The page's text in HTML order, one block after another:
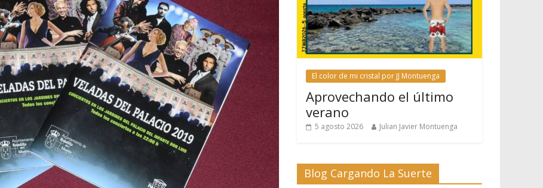
El color de mi cristal por JJ Montuenga
Aprovechando el último
verano
5 agosto 2026 Julian Javier Montuenga
Blog Cargando La Suerte